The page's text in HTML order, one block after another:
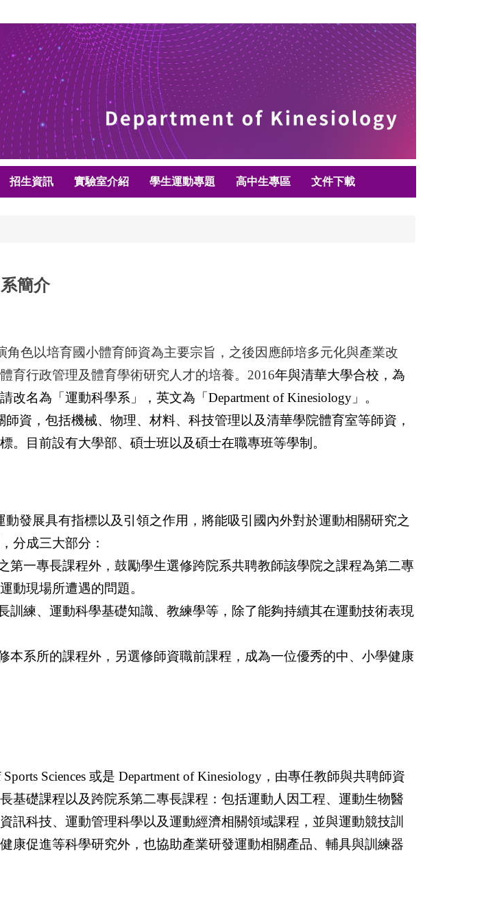
招生資訊 實驗室介紹 學生運動專題 高中生專區 文件下載
系簡介
色以培育國小體育師資為主要宗旨，之後因應師培多元化與產業改
育行政管理及體育學術研究人才的培養。2016年與清華大學合校，為
名為「運動科學系」，英文為「Department of Kinesiology」。
資，包括機械、物理、材料、科技管理以及清華學院體育室等師資，
目前設有大學部、碩士班以及碩士在職專班等學制。
發展具有指標以及引領之作用，將能吸引國內外對於運動相關研究之
分成三大部分：
第一專長課程外，鼓勵學生選修跨院系共聘教師該學院之課程為第二專
動現場所遭遇的問題。
訓練、運動科學基礎知識、教練學等，除了能夠持續其在運動技術表現
本系所的課程外，另選修師資職前課程，成為一位優秀的中、小學健康
Sciences 或是 Department of Kinesiology， 由專任教師與共聘師資
基礎課程以及跨院系第二專長課程：包括運動人因工程、運動生物醫
訊科技、運動管理科學以及運動經濟相關領域課程，並與運動競技訓
康促進等科學研究外，也協助產業研發運動相關產品、輔具與訓練器